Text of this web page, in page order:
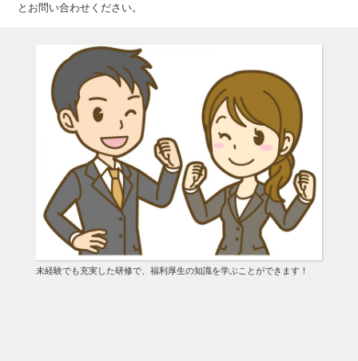
とお問い合わせください。
未経験でも充実した研修で、福利厚生の知識を学ぶことができます！